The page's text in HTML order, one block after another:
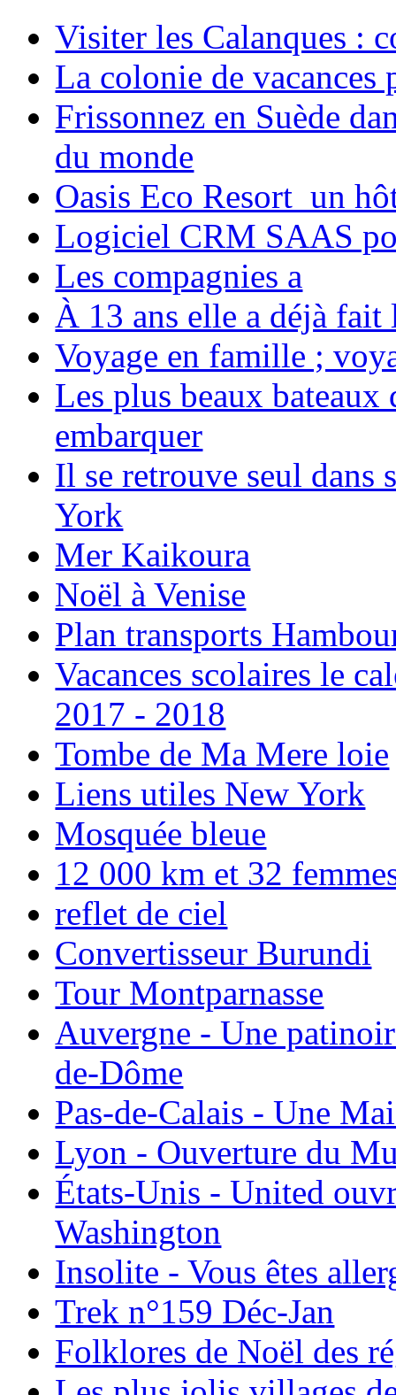
Visiter les Calanques :
La colonie de vacances
Frissonnez en Suède
du monde
Oasis Eco Resort un
Logiciel CRM SAAS
Les compagnies a
À 13 ans elle a déjà
Voyage en famille ;
Les plus beaux bateaux
embarquer
Il se retrouve seul dans
York
Mer Kaikoura
Noël à Venise
Plan transports
Vacances scolaires le
2017 - 2018
Tombe de Ma Mere loie
Liens utiles New York
Mosquée bleue
12 000 km et 32
reflet de ciel
Convertisseur Burundi
Tour Montparnasse
Auvergne - Une
de-Dôme
Pas-de-Calais - Une
Lyon - Ouverture du
États-Unis - United
Washington
Insolite - Vous êtes
Trek n°159 Déc-Jan
Folklores de Noël des